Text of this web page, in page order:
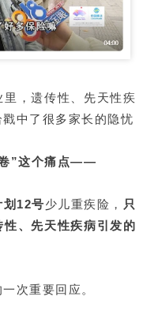
，遗传性、先天性疾
中了很多家长的隐忧
”这个痛点——
划12号少儿重疾险， 只
、先天性疾病引发的
次重要回应。